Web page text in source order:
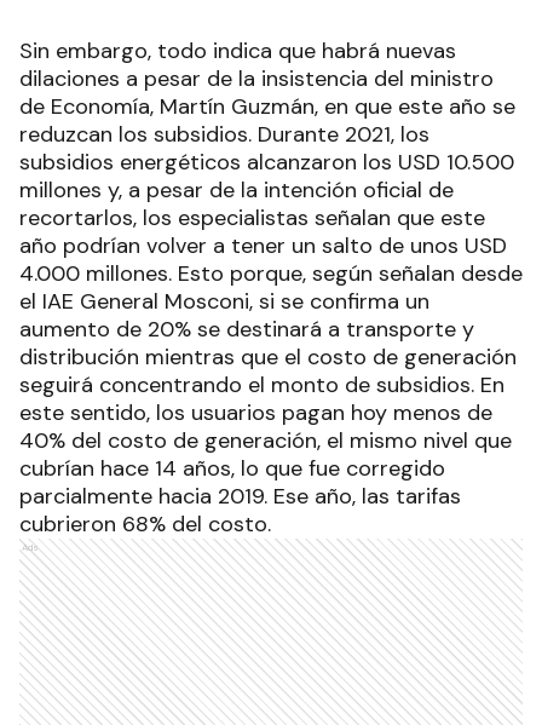
Sin embargo, todo indica que habrá nuevas
dilaciones a pesar de la insistencia del ministro
de Economía, Martín Guzmán, en que este año se
reduzcan los subsidios. Durante 2021, los
subsidios energéticos alcanzaron los USD 10.500
millones y, a pesar de la intención oficial de
recortarlos, los especialistas señalan que este
año podrían volver a tener un salto de unos USD
4.000 millones. Esto porque, según señalan desde
el IAE General Mosconi, si se confirma un
aumento de 20% se destinará a transporte y
distribución mientras que el costo de generación
seguirá concentrando el monto de subsidios. En
este sentido, los usuarios pagan hoy menos de
40% del costo de generación, el mismo nivel que
cubrían hace 14 años, lo que fue corregido
parcialmente hacia 2019. Ese año, las tarifas
cubrieron 68% del costo.
Ads